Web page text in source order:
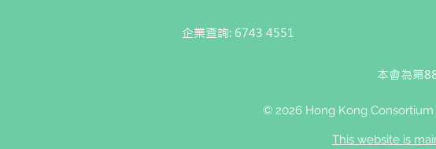
企業查詢: 6743 4551
本會為第
© 2026 Hong Kong
This website is